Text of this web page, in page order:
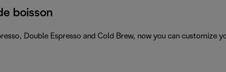
boisson
Double Espresso and Cold Brew, now you can